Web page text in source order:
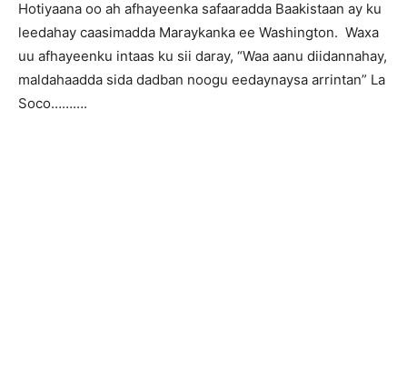
Hotiyaana oo ah afhayeenka safaaradda Baakistaan ay ku
leedahay caasimadda Maraykanka ee Washington. Waxa
uu afhayeenku intaas ku sii daray, “Waa aanu diidannahay,
maldahaadda sida dadban noogu eedaynaysa arrintan” La
Soco……….